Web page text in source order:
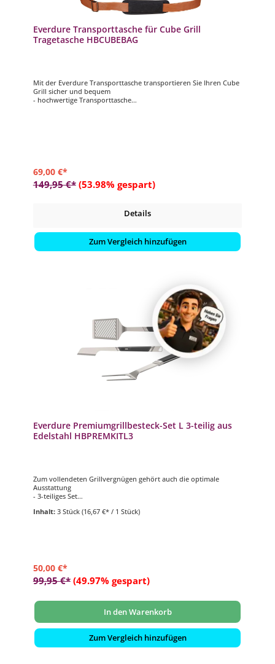
Everdure Transporttasche für Cube Grill
Tragetasche HBCUBEBAG
Mit der Everdure Transporttasche transportieren Sie Ihren Cube
Grill sicher und bequem
- hochwertige Transporttasche
69,00 €*
149,95 €* (53.98% gespart)
Details
Zum Vergleich hinzufügen
Everdure Premiumgrillbesteck-Set L 3-teilig aus
Edelstahl HBPREMKITL3
Zum vollendeten Grillvergnügen gehört auch die optimale
Ausstattung
- 3-teiliges Set
- hochwertiger Softtouch-Griff
Inhalt: 3 Stück (16,67 €* / 1 Stück)
50,00 €*
99,95 €* (49.97% gespart)
In den Warenkorb
Zum Vergleich hinzufügen